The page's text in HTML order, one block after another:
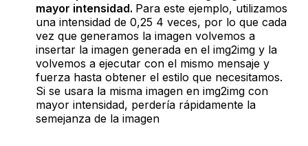
mayor intensidad. Para este ejemplo, utilizamos
una intensidad de 0,25 4 veces, por lo que cada
vez que generamos la imagen volvemos a
insertar la imagen generada en el img2img y la
volvemos a ejecutar con el mismo mensaje y
fuerza hasta obtener el estilo que necesitamos.
Si se usara la misma imagen en img2img con
mayor intensidad, perdería rápidamente la
semejanza de la imagen